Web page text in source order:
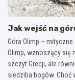
Jak wejść na
Góra Olimp –
Olimp, wznoszący się
szczyt Grecji, ale
siedziba bogów. Choć